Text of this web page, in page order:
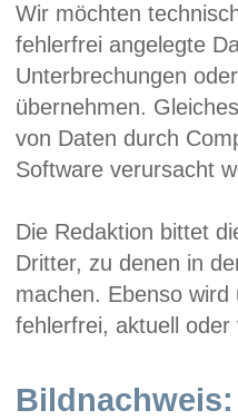
Wir möchten
fehlerfrei angelegte
Unterbrechungen
übernehmen.
von Daten durch
Software verursacht
Die Redaktion bittet
Dritter, zu denen in
machen. Ebenso
fehlerfrei, aktuell oder
Bildnachweis: